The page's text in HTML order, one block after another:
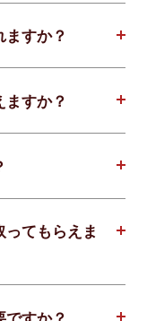
すか？
すか？
てもらえま